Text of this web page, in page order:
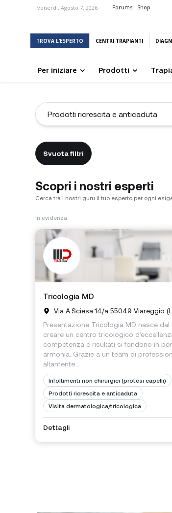
venerdì, Agosto 7, 2026 Forums Shop
TROVA L’ESPERTO CENTRI TRAPIANTI
Per iniziare Prodotti
Svuota filtri
Scopri i nostri esperti
Cerca tra i nostri guru il tuo esperto per ogni
In evidenza
Tricologia MD
Via A.Sciesa 14/a 55049 Viareggio
Presentazione Tricologia MD nasce
creare un centro tricologico
competenza e risultati si fondono in
armonia. Grazie a un team di
altamente...
Infoltimenti non chirurgici (protesi capelli)
Prodotti ricrescita e anticaduta
Visita dermatologica/tricologica
Dettagli